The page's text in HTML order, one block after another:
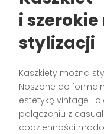
i
stylizacji
Kaszkiety można
Noszone do
estetykę vintage i
połączeniu z
codzienności